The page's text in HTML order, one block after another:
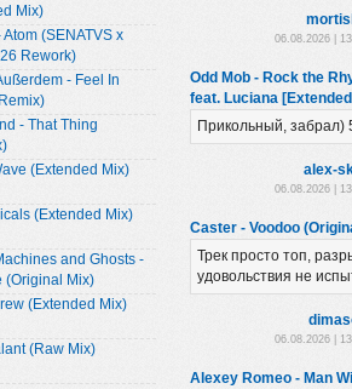
Mix)
(SENATVS x
Rework)
- Feel In
- That Thing
(Extended Mix)
(Extended Mix)
and Ghosts -
(Original Mix)
(Extended Mix)
(Raw Mix)
06.08.2026 |
Odd Mob - Rock the
feat. Luciana
Прикольный, забрал)
alex-
06.08.2026 |
Caster - Voodoo
Трек просто топ,
удовольствия не
06.08.2026 |
Alexey Romeo - Man